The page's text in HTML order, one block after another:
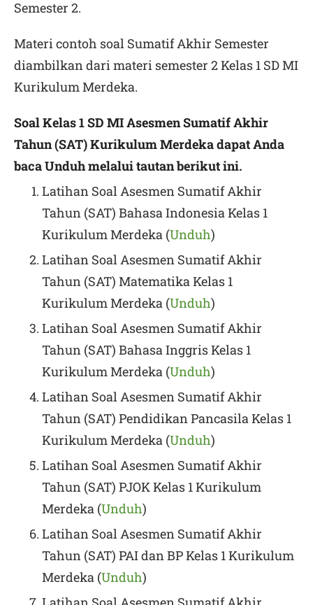
Semester 2.
Materi contoh soal Sumatif Akhir Semester
diambilkan dari materi semester 2 Kelas 1 SD MI
Kurikulum Merdeka.
Soal Kelas 1 SD MIAsesmen Sumatif Akhir
Tahun (SAT) Kurikulum Merdeka dapat Anda
baca Unduh melalui tautan berikut ini.
Latihan Soal Asesmen Sumatif Akhir
Tahun (SAT) Bahasa Indonesia Kelas 1
Kurikulum Merdeka (Unduh)
Latihan Soal Asesmen Sumatif Akhir
Tahun (SAT) Matematika Kelas 1
Kurikulum Merdeka (Unduh)
Latihan Soal Asesmen Sumatif Akhir
Tahun (SAT) Bahasa Inggris Kelas 1
Kurikulum Merdeka (Unduh)
Latihan Soal Asesmen Sumatif Akhir
Tahun (SAT) Pendidikan Pancasila Kelas 1
Kurikulum Merdeka (Unduh)
Latihan Soal Asesmen Sumatif Akhir
Tahun (SAT) PJOK Kelas 1 Kurikulum
Merdeka (Unduh)
Latihan Soal Asesmen Sumatif Akhir
Tahun (SAT) PAI dan BP Kelas 1 Kurikulum
Merdeka (Unduh)